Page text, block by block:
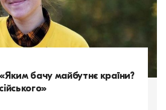
бачу майбутнє країни?